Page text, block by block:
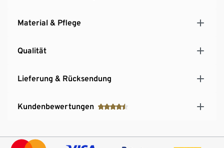
Material & Pflege
Qualität
Lieferung & Rücksendung
Kundenbewertungen